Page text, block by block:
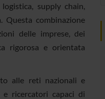
supply chain,
Questa combinazione
delle imprese, dei
rigorosa e orientata
alle reti nazionali e
ricercatori capaci di